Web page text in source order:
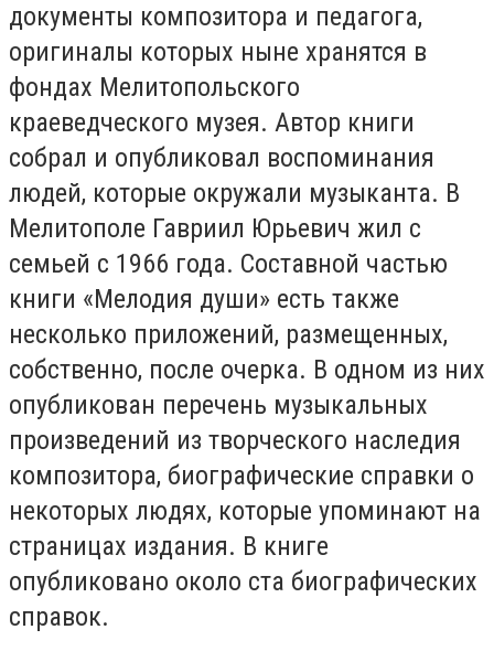
документы композитора и педагога,
оригиналы которых ныне хранятся в
фондах Мелитопольского
краеведческого музея. Автор книги
собрал и опубликовал воспоминания
людей, которые окружали музыканта. В
Мелитополе Гавриил Юрьевич жил с
семьей с 1966 года. Составной частью
книги «Мелодия души» есть также
несколько приложений, размещенных,
собственно, после очерка. В одном из них
опубликован перечень музыкальных
произведений из творческого наследия
композитора, биографические справки о
некоторых людях, которые упоминают на
страницах издания. В книге
опубликовано около ста биографических
справок.